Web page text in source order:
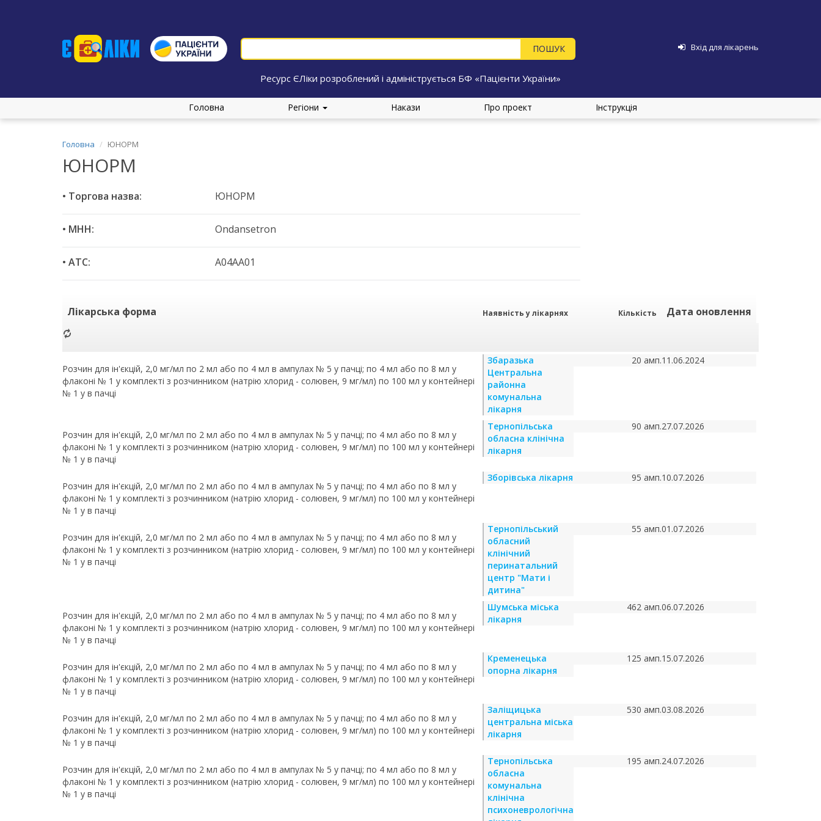
Вхід для лікарень
Ресурс ЄЛіки розроблений і адмініструється БФ «Пацієнти України»
Головна Регіони Накази Про проект Інструкція
Головна ЮНОРМ
ЮНОРМ
• Торгова назва: ЮНОРМ
• МНН: Ondansetron
• ATC: A04AA01
Лікарська форма Наявність у лікарнях Кількість Дата оновлення
Розчин для ін'єкцій, 2,0 мг/мл по 2 мл або по 4 мл в ампулах № 5 у пачці; по 4 мл або по 8 мл у
флаконі № 1 у комплекті з розчинником (натрію хлорид - солювен, 9 мг/мл) по 100 мл у контейнері
№ 1 у в пачці
Збаразька
Центральна
районна
комунальна
лікарня
20 амп.11.06.2024
Розчин для ін'єкцій, 2,0 мг/мл по 2 мл або по 4 мл в ампулах № 5 у пачці; по 4 мл або по 8 мл у
флаконі № 1 у комплекті з розчинником (натрію хлорид - солювен, 9 мг/мл) по 100 мл у контейнері
№ 1 у в пачці
Тернопільська
обласна клінічна
лікарня
90 амп.27.07.2026
Розчин для ін'єкцій, 2,0 мг/мл по 2 мл або по 4 мл в ампулах № 5 у пачці; по 4 мл або по 8 мл у
флаконі № 1 у комплекті з розчинником (натрію хлорид - солювен, 9 мг/мл) по 100 мл у контейнері
№ 1 у в пачці
Зборівська лікарня 95 амп.10.07.2026
Розчин для ін'єкцій, 2,0 мг/мл по 2 мл або по 4 мл в ампулах № 5 у пачці; по 4 мл або по 8 мл у
флаконі № 1 у комплекті з розчинником (натрію хлорид - солювен, 9 мг/мл) по 100 мл у контейнері
№ 1 у в пачці
Тернопільський
обласний
клінічний
перинатальний
центр "Мати і
дитина"
55 амп.01.07.2026
Розчин для ін'єкцій, 2,0 мг/мл по 2 мл або по 4 мл в ампулах № 5 у пачці; по 4 мл або по 8 мл у
флаконі № 1 у комплекті з розчинником (натрію хлорид - солювен, 9 мг/мл) по 100 мл у контейнері
№ 1 у в пачці
Шумська міська
лікарня
462 амп.06.07.2026
Розчин для ін'єкцій, 2,0 мг/мл по 2 мл або по 4 мл в ампулах № 5 у пачці; по 4 мл або по 8 мл у
флаконі № 1 у комплекті з розчинником (натрію хлорид - солювен, 9 мг/мл) по 100 мл у контейнері
№ 1 у в пачці
Кременецька
опорна лікарня
125 амп.15.07.2026
Розчин для ін'єкцій, 2,0 мг/мл по 2 мл або по 4 мл в ампулах № 5 у пачці; по 4 мл або по 8 мл у
флаконі № 1 у комплекті з розчинником (натрію хлорид - солювен, 9 мг/мл) по 100 мл у контейнері
№ 1 у в пачці
Заліщицька
центральна міська
лікарня
530 амп.03.08.2026
Розчин для ін'єкцій, 2,0 мг/мл по 2 мл або по 4 мл в ампулах № 5 у пачці; по 4 мл або по 8 мл у
флаконі № 1 у комплекті з розчинником (натрію хлорид - солювен, 9 мг/мл) по 100 мл у контейнері
№ 1 у в пачці
Тернопільська
обласна
комунальна
клінічна
психоневрологічна
195 амп.24.07.2026